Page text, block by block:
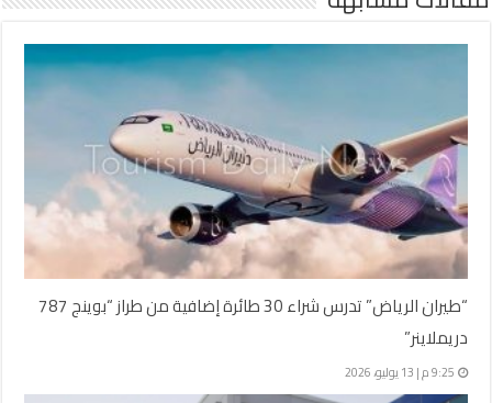
“طيران الرياض” تدرس شراء 30 طائرة إضافية من طراز “بوينج 787
دريملاينر”
9:25 م | 13 يوليو، 2026